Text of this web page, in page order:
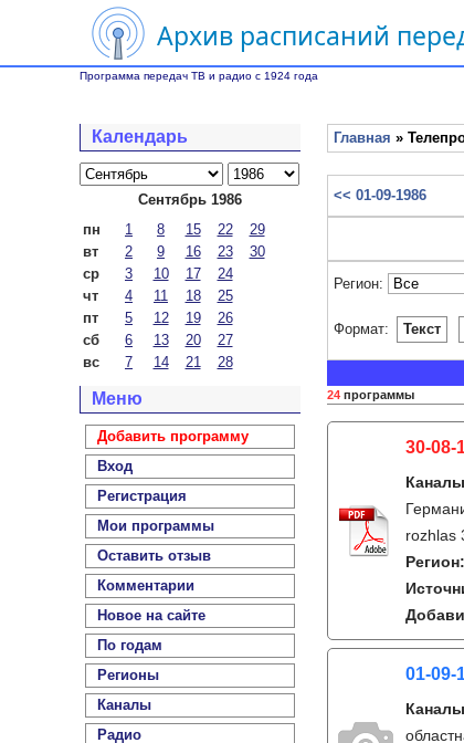
Архив расписаний
Программа передач ТВ и радио с 1924 года
Календарь
Сентябрь 1986
пн
1 8 15 22
29
вт
2 9 16 23
30
ср
3 10 17
24
чт
4 11 18
25
пт
5 12 19
26
сб
6 13 20
27
вс
7 14 21 28
Меню
Добавить программу
Вход
Регистрация
Мои программы
Оставить отзыв
Комментарии
Новое на сайте
По годам
Регионы
Каналы
Радио
Главная »
<< 01-09-1986
Регион:
Формат: Текст
24 программы
30-08-
Каналы
rozhlas
Регион:
01-09-
Каналы